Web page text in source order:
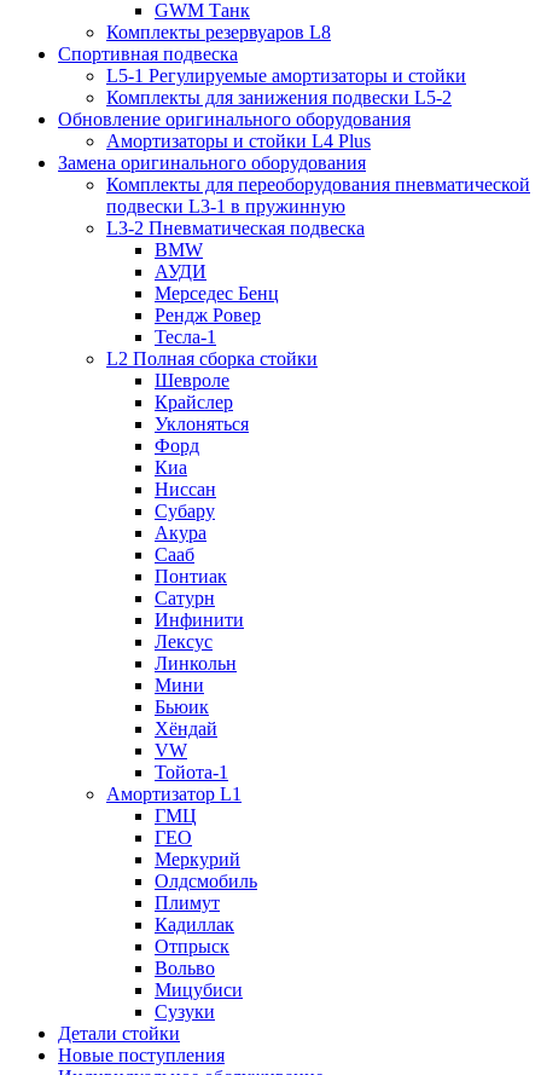
GWM Танк
Комплекты резервуаров L8
Спортивная подвеска
L5-1 Регулируемые амортизаторы и стойки
Комплекты для занижения подвески L5-2
Обновление оригинального оборудования
Амортизаторы и стойки L4 Plus
Замена оригинального оборудования
Комплекты для переоборудования пневматической
подвески L3-1 в пружинную
L3-2 Пневматическая подвеска
BMW
АУДИ
Мерседес Бенц
Рендж Ровер
Тесла-1
L2 Полная сборка стойки
Шевроле
Крайслер
Уклоняться
Форд
Киа
Ниссан
Субару
Акура
Сааб
Понтиак
Сатурн
Инфинити
Лексус
Линкольн
Мини
Бьюик
Хёндай
VW
Тойота-1
Амортизатор L1
ГМЦ
ГЕО
Меркурий
Олдсмобиль
Плимут
Кадиллак
Отпрыск
Вольво
Мицубиси
Сузуки
Детали стойки
Новые поступления